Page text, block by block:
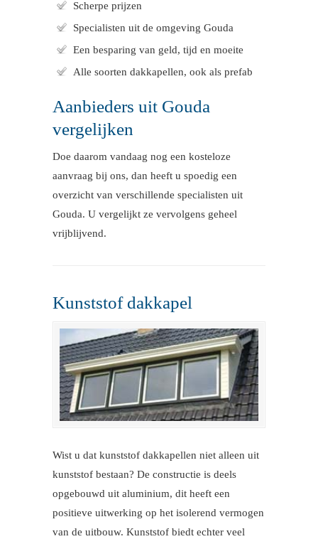
Scherpe prijzen
Specialisten uit de omgeving Gouda
Een besparing van geld, tijd en moeite
Alle soorten dakkapellen, ook als prefab
Aanbieders uit Gouda
vergelijken
Doe daarom vandaag nog een kosteloze
aanvraag bij ons, dan heeft u spoedig een
overzicht van verschillende specialisten uit
Gouda. U vergelijkt ze vervolgens geheel
vrijblijvend.
Kunststof dakkapel
Wist u dat kunststof dakkapellen niet alleen uit
kunststof bestaan? De constructie is deels
opgebouwd uit aluminium, dit heeft een
positieve uitwerking op het isolerend vermogen
van de uitbouw. Kunststof biedt echter veel